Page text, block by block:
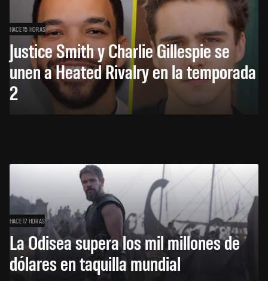
HACE 15 HORAS
Justice Smith y Charlie Gillespie se
unen a Heated Rivalry en la temporada
2
HACE 17 HORAS
La Odisea supera los mil millones de
dólares en taquilla mundial